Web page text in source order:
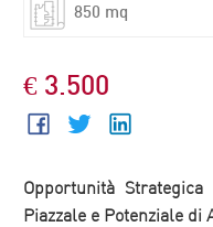
850 mq
€ 3.500
Opportunità Strategica
Piazzale e Potenziale di